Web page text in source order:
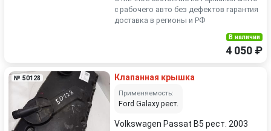
с рабочего авто без дефектов гарантия
доставка в регионы и РФ
В наличии
4 050 ₽
№ 50128 Клапанная крышка
Применяемость:
Ford Galaxy рест.
Volkswagen Passat B5 рест. 2003